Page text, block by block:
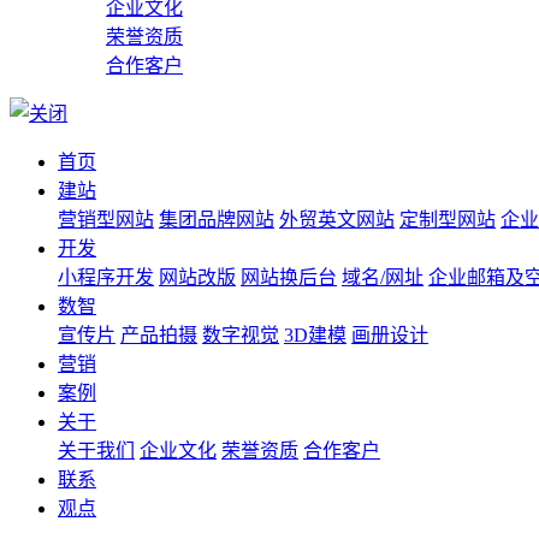
企业文化
荣誉资质
合作客户
首页
建站
营销型网站 集团品牌网站 外贸英文网站 定制型网站 企
开发
小程序开发 网站改版 网站换后台 域名/网址 企业邮箱及
数智
宣传片 产品拍摄 数字视觉 3D建模 画册设计
营销
案例
关于
关于我们
企业文化 荣誉资质 合作客户
联系
观点